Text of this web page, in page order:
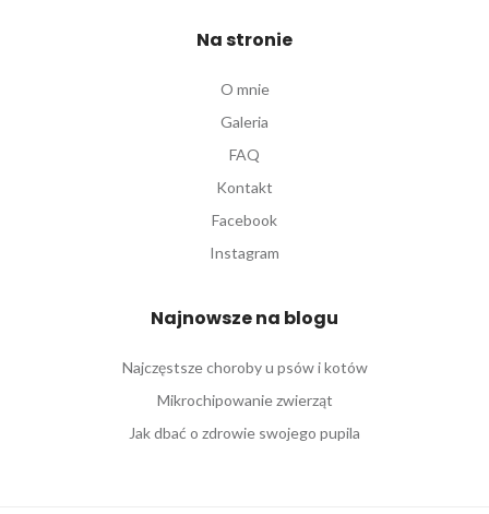
Na stronie
O mnie
Galeria
FAQ
Kontakt
Facebook
Instagram
Najnowsze na blogu
Najczęstsze choroby u psów i kotów
Mikrochipowanie zwierząt
Jak dbać o zdrowie swojego pupila